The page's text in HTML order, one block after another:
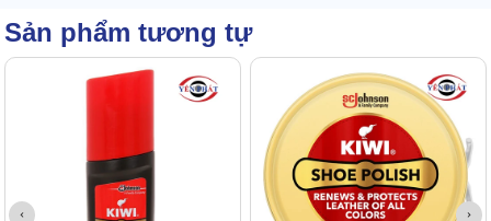
Sản phẩm tương tự